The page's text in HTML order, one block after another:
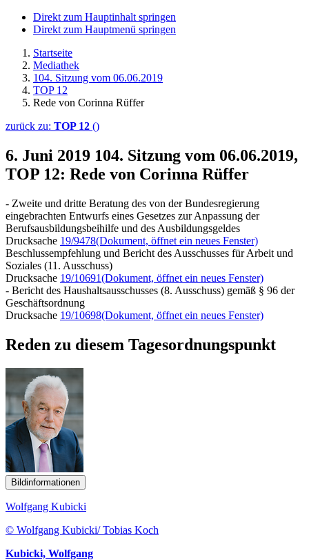
Direkt zum Hauptinhalt springen
Direkt zum Hauptmenü springen
Startseite
Mediathek
104. Sitzung vom 06.06.2019
TOP 12
Rede von Corinna Rüffer
zurück zu: TOP 12 ()
6. Juni 2019 104. Sitzung vom 06.06.2019,
TOP 12: Rede von Corinna Rüffer
- Zweite und dritte Beratung des von der Bundesregierung
eingebrachten Entwurfs eines Gesetzes zur Anpassung der
Berufsausbildungsbeihilfe und des Ausbildungsgeldes
Drucksache 19/9478(Dokument, öffnet ein neues Fenster)
Beschlussempfehlung und Bericht des Ausschusses für Arbeit und
Soziales (11. Ausschuss)
Drucksache 19/10691(Dokument, öffnet ein neues Fenster)
- Bericht des Haushaltsausschusses (8. Ausschuss) gemäß § 96 der
Geschäftsordnung
Drucksache 19/10698(Dokument, öffnet ein neues Fenster)
Reden zu diesem Tagesordnungspunkt
Bildinformationen
Wolfgang Kubicki
© Wolfgang Kubicki/ Tobias Koch
Kubicki, Wolfgang